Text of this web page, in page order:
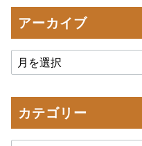
アーカイブ
カテゴリー